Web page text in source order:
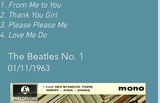
From Me to You
Thank You Girl
Please Please Me
Love Me Do
The Beatles No. 1
01/11/1963